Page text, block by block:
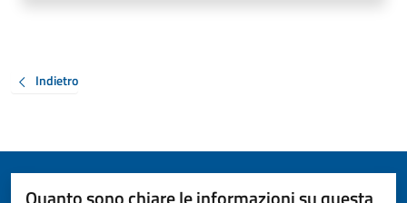
Indietro